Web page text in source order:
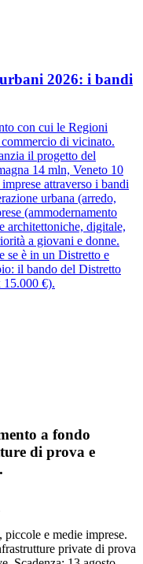
2026: i bandi
con cui le Regioni
di vicinato.
il progetto del
14 mln, Veneto 10
attraverso i bandi
urbana (arredo,
(ammodernamento
architettoniche, digitale,
a giovani e donne.
se è in un Distretto e
il bando del Distretto
15.000 €).
a fondo
di prova e
e medie imprese.
private di prova